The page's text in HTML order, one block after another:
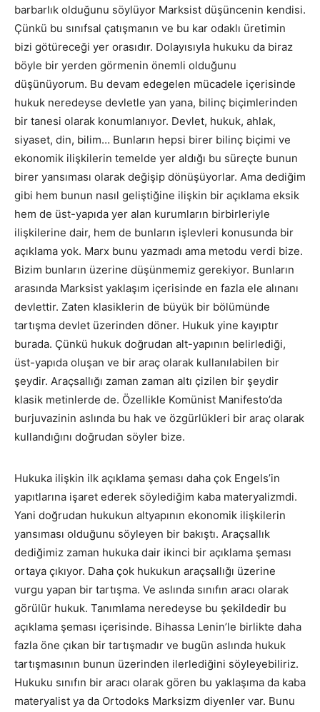
barbarlık olduğunu söylüyor Marksist düşüncenin kendisi.
Çünkü bu sınıfsal çatışmanın ve bu kar odaklı üretimin
bizi götüreceği yer orasıdır. Dolayısıyla hukuku da biraz
böyle bir yerden görmenin önemli olduğunu
düşünüyorum. Bu devam edegelen mücadele içerisinde
hukuk neredeyse devletle yan yana, bilinç biçimlerinden
bir tanesi olarak konumlanıyor. Devlet, hukuk, ahlak,
siyaset, din, bilim… Bunların hepsi birer bilinç biçimi ve
ekonomik ilişkilerin temelde yer aldığı bu süreçte bunun
birer yansıması olarak değişip dönüşüyorlar. Ama dediğim
gibi hem bunun nasıl geliştiğine ilişkin bir açıklama eksik
hem de üst-yapıda yer alan kurumların birbirleriyle
ilişkilerine dair, hem de bunların işlevleri konusunda bir
açıklama yok. Marx bunu yazmadı ama metodu verdi bize.
Bizim bunların üzerine düşünmemiz gerekiyor. Bunların
arasında Marksist yaklaşım içerisinde en fazla ele alınanı
devlettir. Zaten klasiklerin de büyük bir bölümünde
tartışma devlet üzerinden döner. Hukuk yine kayıptır
burada. Çünkü hukuk doğrudan alt-yapının belirlediği,
üst-yapıda oluşan ve bir araç olarak kullanılabilen bir
şeydir. Araçsallığı zaman zaman altı çizilen bir şeydir
klasik metinlerde de. Özellikle Komünist Manifesto’da
burjuvazinin aslında bu hak ve özgürlükleri bir araç olarak
kullandığını doğrudan söyler bize.
Hukuka ilişkin ilk açıklama şeması daha çok Engels’in
yapıtlarına işaret ederek söylediğim kaba materyalizmdi.
Yani doğrudan hukukun altyapının ekonomik ilişkilerin
yansıması olduğunu söyleyen bir bakıştı. Araçsallık
dediğimiz zaman hukuka dair ikinci bir açıklama şeması
ortaya çıkıyor. Daha çok hukukun araçsallığı üzerine
vurgu yapan bir tartışma. Ve aslında sınıfın aracı olarak
görülür hukuk. Tanımlama neredeyse bu şekildedir bu
açıklama şeması içerisinde. Bihassa Lenin’le birlikte daha
fazla öne çıkan bir tartışmadır ve bugün aslında hukuk
tartışmasının bunun üzerinden ilerlediğini söyleyebiliriz.
Hukuku sınıfın bir aracı olarak gören bu yaklaşıma da kaba
materyalist ya da Ortodoks Marksizm diyenler var. Bunu